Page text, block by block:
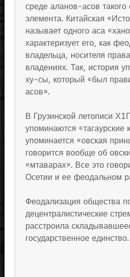
среде аланов-асов такого
элемента. Китайская
называет одного аса
характеризует его, как
владельца, носителя
владениях. Так, история
ху-сы, который «был
асов».
В Грузинской летописи
упоминаются «тагаурские
упоминается «овская
говорится вообще об
«мтаварах». Все это
Осетии и ее феодальном
Феодализация общества
децентралистические
расстроила
государственное единство.